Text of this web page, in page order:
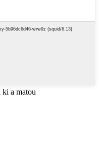
a matou